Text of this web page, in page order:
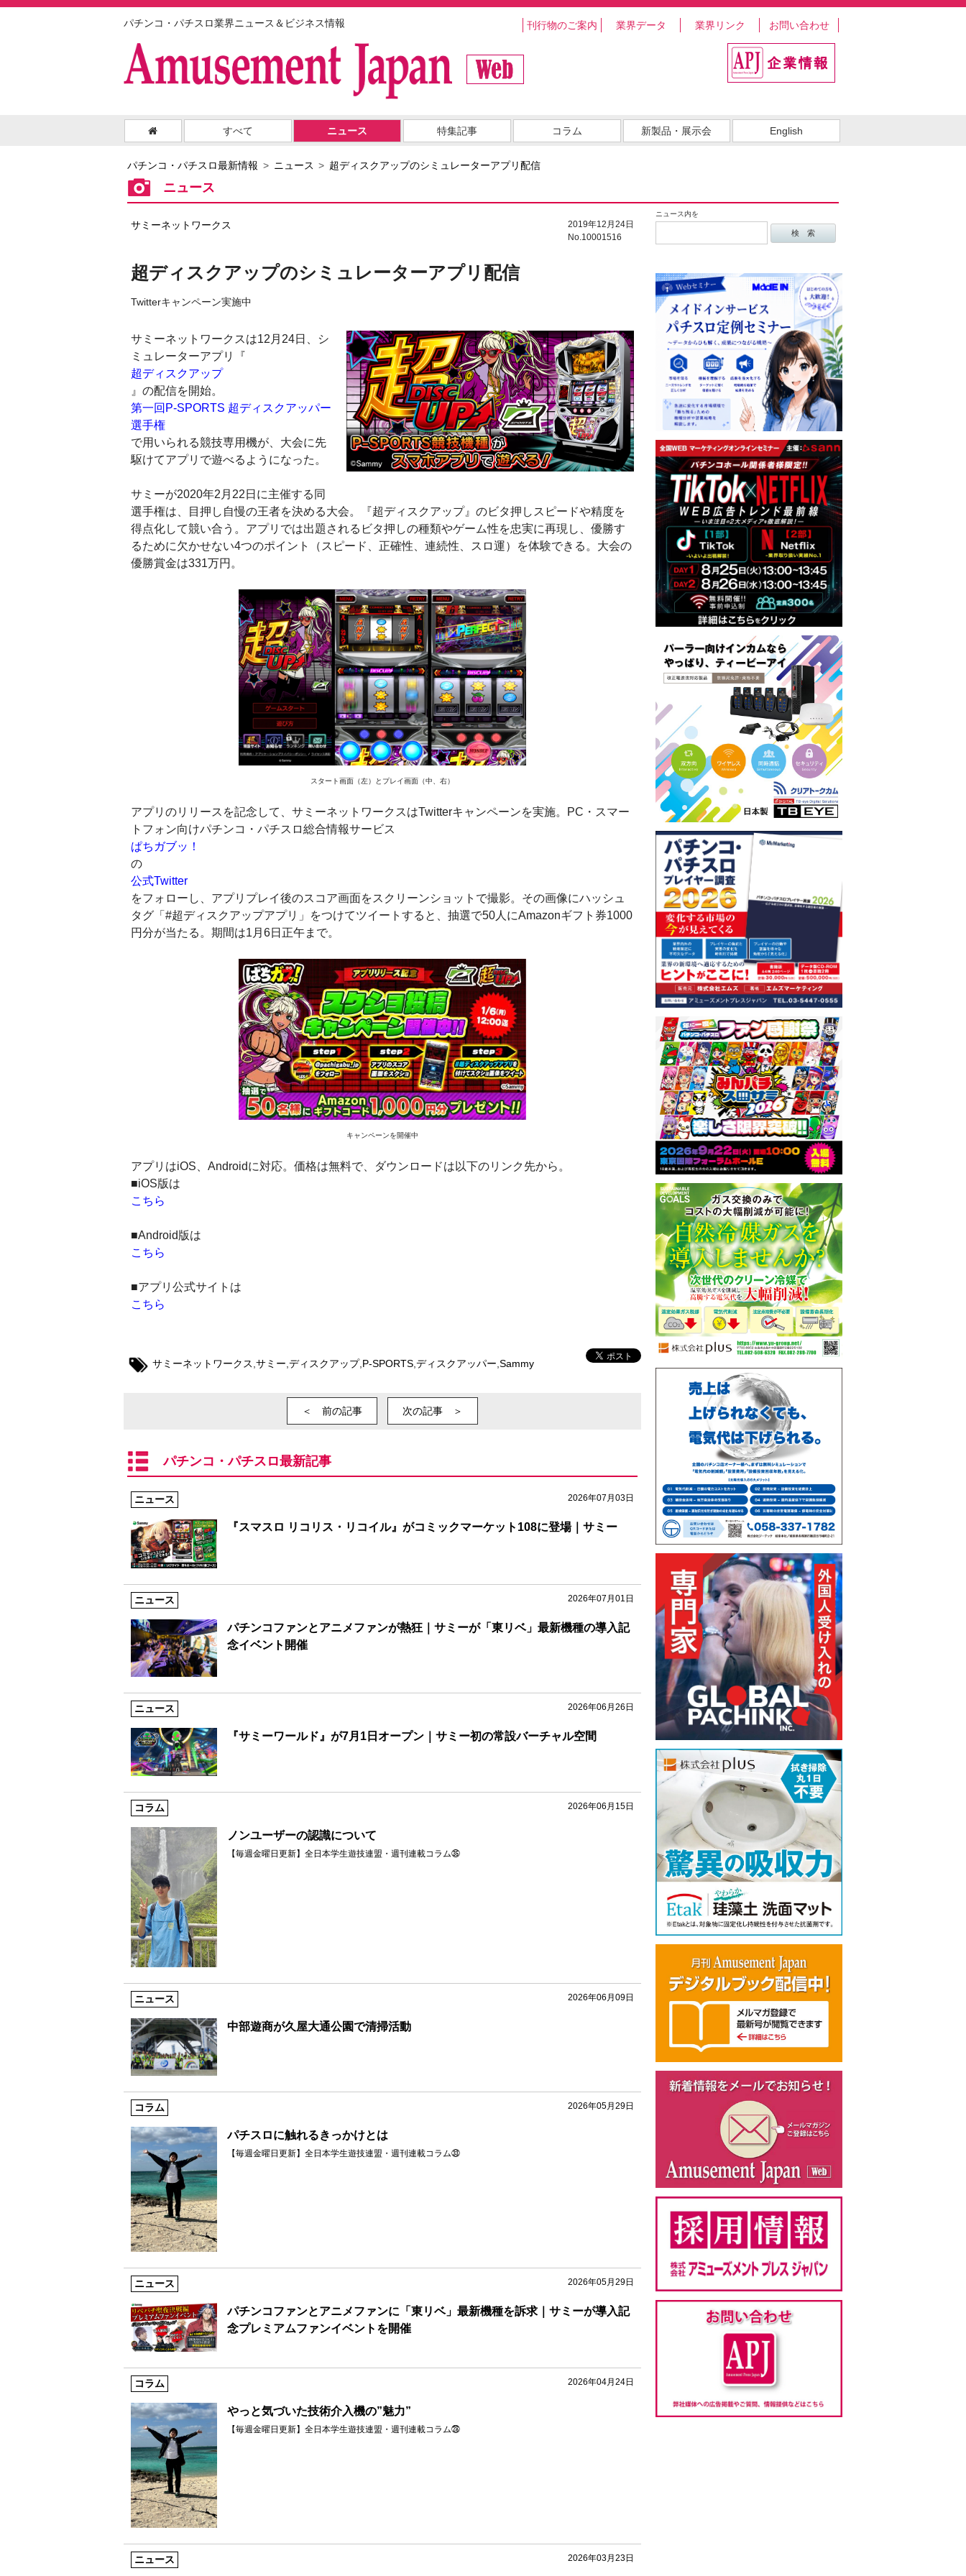
パチンコ・パチスロ業界ニュース＆ビジネス情報 刊行物のご案内 業界データ 業界リンク お問い合わせ
すべて ニュース 特集記事 コラム 新製品・展示会 English
パチンコ・パチスロ最新情報 ニュース 超ディスクアップのシミュレーターアプリ配信
ニュース
ニュース内を
2019年12月24日
No.10001516
サミーネットワークス
超ディスクアップのシミュレーターアプリ配信
Twitterキャンペーン実施中
サミーネットワークスは12月24日、シ
ミュレーターアプリ『
超ディスクアップ
』の配信を開始。
第一回P-SPORTS 超ディスクアッパー
選手権
で用いられる競技専用機が、大会に先
駆けてアプリで遊べるようになった。
サミーが2020年2月22日に主催する同
選手権は、目押し自慢の王者を決める大会。『超ディスクアップ』のビタ押しスピードや精度を
得点化して競い合う。アプリでは出題されるビタ押しの種類やゲーム性を忠実に再現し、優勝す
るために欠かせない4つのポイント（スピード、正確性、連続性、スロ運）を体験できる。大会の
優勝賞金は331万円。
スタート画面（左）とプレイ画面（中、右）
アプリのリリースを記念して、サミーネットワークスはTwitterキャンペーンを実施。PC・スマー
トフォン向けパチンコ・パチスロ総合情報サービス
ぱちガブッ！
の
公式Twitter
をフォローし、アプリプレイ後のスコア画面をスクリーンショットで撮影。その画像にハッシュ
タグ「#超ディスクアップアプリ」をつけてツイートすると、抽選で50人にAmazonギフト券1000
円分が当たる。期間は1月6日正午まで。
キャンペーンを開催中
アプリはiOS、Androidに対応。価格は無料で、ダウンロードは以下のリンク先から。
■iOS版は
こちら
■Android版は
こちら
■アプリ公式サイトは
こちら
サミーネットワークス,サミー,ディスクアップ,P-SPORTS,ディスクアッパー,Sammy
＜ 前の記事 次の記事 ＞
パチンコ・パチスロ最新記事
2026年07月03日
ニュース
『スマスロ リコリス・リコイル』がコミックマーケット108に登場｜サミー
2026年07月01日
ニュース
パチンコファンとアニメファンが熱狂｜サミーが「東リベ」最新機種の導入記
念イベント開催
2026年06月26日
ニュース
『サミーワールド』が7月1日オープン｜サミー初の常設バーチャル空間
2026年06月15日
コラム
ノンユーザーの認識について
【毎週金曜日更新】全日本学生遊技連盟・週刊連載コラム㉟
2026年06月09日
ニュース
中部遊商が久屋大通公園で清掃活動
2026年05月29日
コラム
パチスロに触れるきっかけとは
【毎週金曜日更新】全日本学生遊技連盟・週刊連載コラム㉝
2026年05月29日
ニュース
パチンコファンとアニメファンに「東リベ」最新機種を訴求｜サミーが導入記
念プレミアムファンイベントを開催
2026年04月24日
コラム
やっと気づいた技術介入機の”魅力”
【毎週金曜日更新】全日本学生遊技連盟・週刊連載コラム㉘
2026年03月23日
ニュース